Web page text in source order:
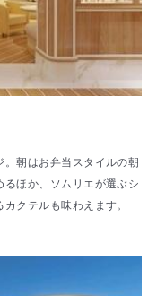
朝はお弁当スタイルの朝
ほか、ソムリエが選ぶシ
クテルも味わえます。